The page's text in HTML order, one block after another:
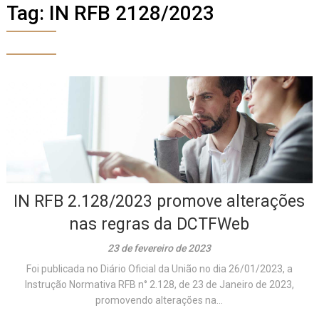
Tag: IN RFB 2128/2023
IN RFB 2.128/2023 promove alterações
nas regras da DCTFWeb
23 de fevereiro de 2023
Foi publicada no Diário Oficial da União no dia 26/01/2023, a
Instrução Normativa RFB n° 2.128, de 23 de Janeiro de 2023,
promovendo alterações na...